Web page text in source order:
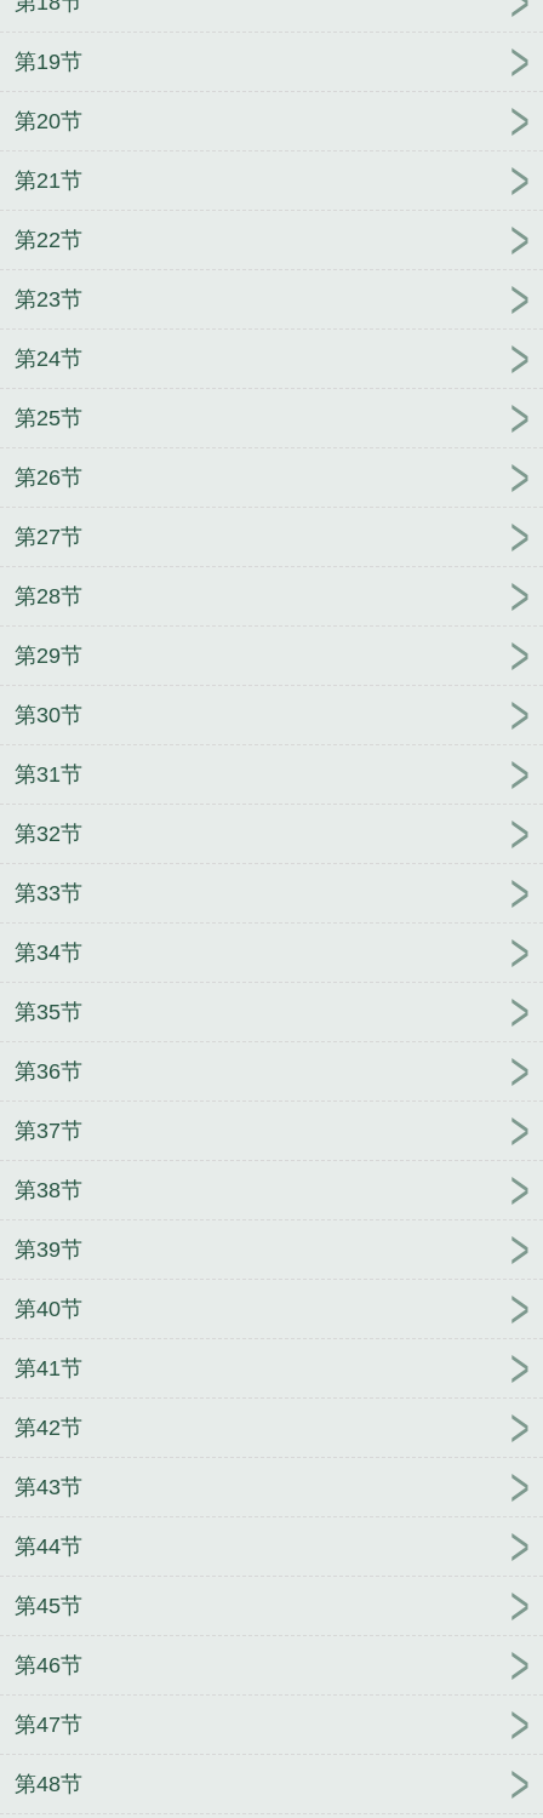
第19节
第20节
第21节
第22节
第23节
第24节
第25节
第26节
第27节
第28节
第29节
第30节
第31节
第32节
第33节
第34节
第35节
第36节
第37节
第38节
第39节
第40节
第41节
第42节
第43节
第44节
第45节
第46节
第47节
第48节